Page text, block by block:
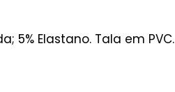
5% Elastano. Tala em PVC.